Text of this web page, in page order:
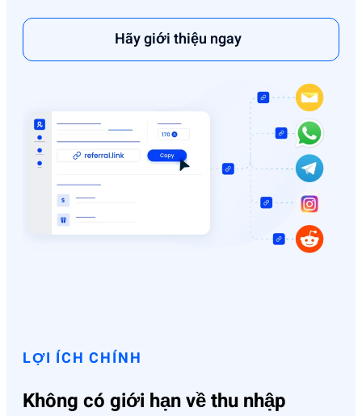
Hãy giới thiệu ngay
LỢI ÍCH CHÍNH
Không có giới hạn về thu nhập